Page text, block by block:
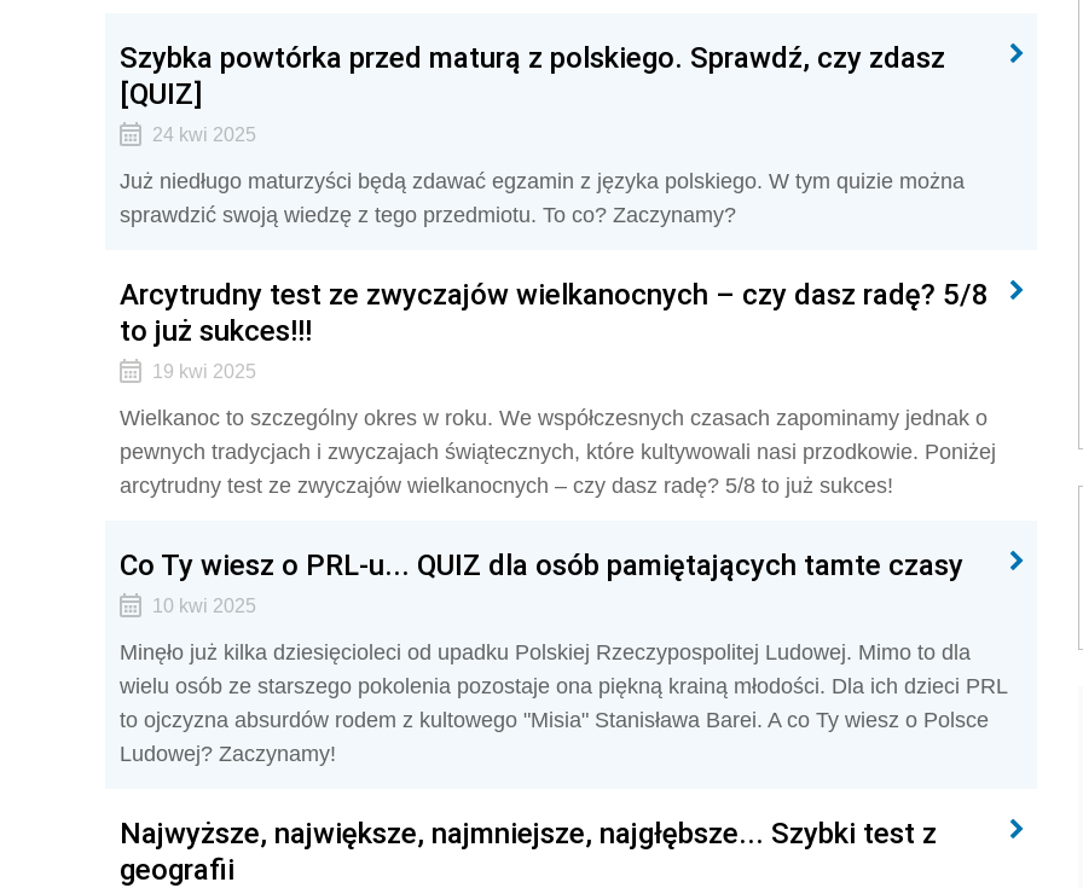
Szybka powtórka przed maturą z polskiego. Sprawdź, czy zdasz
[QUIZ]
24 kwi 2025
Już niedługo maturzyści będą zdawać egzamin z języka polskiego. W tym quizie można
sprawdzić swoją wiedzę z tego przedmiotu. To co? Zaczynamy?
Arcytrudny test ze zwyczajów wielkanocnych – czy dasz radę? 5/8
to już sukces!!!
19 kwi 2025
Wielkanoc to szczególny okres w roku. We współczesnych czasach zapominamy jednak o
pewnych tradycjach i zwyczajach świątecznych, które kultywowali nasi przodkowie. Poniżej
arcytrudny test ze zwyczajów wielkanocnych – czy dasz radę? 5/8 to już sukces!
Co Ty wiesz o PRL-u... QUIZ dla osób pamiętających tamte czasy
10 kwi 2025
Minęło już kilka dziesięcioleci od upadku Polskiej Rzeczypospolitej Ludowej. Mimo to dla
wielu osób ze starszego pokolenia pozostaje ona piękną krainą młodości. Dla ich dzieci PRL
to ojczyzna absurdów rodem z kultowego "Misia" Stanisława Barei. A co Ty wiesz o Polsce
Ludowej? Zaczynamy!
Najwyższe, największe, najmniejsze, najgłębsze... Szybki test z
geografii